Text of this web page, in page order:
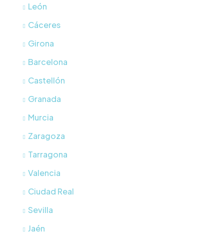
León
Cáceres
Girona
Barcelona
Castellón
Granada
Murcia
Zaragoza
Tarragona
Valencia
Ciudad Real
Sevilla
Jaén